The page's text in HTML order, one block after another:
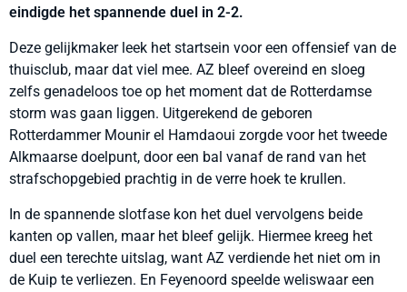
eindigde het spannende duel in 2-2.
Deze gelijkmaker leek het startsein voor een offensief van de
thuisclub, maar dat viel mee. AZ bleef overeind en sloeg
zelfs genadeloos toe op het moment dat de Rotterdamse
storm was gaan liggen. Uitgerekend de geboren
Rotterdammer Mounir el Hamdaoui zorgde voor het tweede
Alkmaarse doelpunt, door een bal vanaf de rand van het
strafschopgebied prachtig in de verre hoek te krullen.
In de spannende slotfase kon het duel vervolgens beide
kanten op vallen, maar het bleef gelijk. Hiermee kreeg het
duel een terechte uitslag, want AZ verdiende het niet om in
de Kuip te verliezen. En Feyenoord speelde weliswaar een